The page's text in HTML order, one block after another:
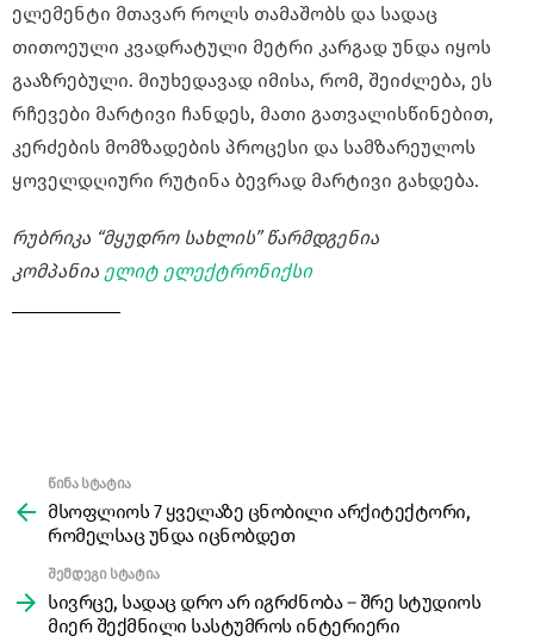
ელემენტი მთავარ როლს თამაშობს და სადაც
თითოეული კვადრატული მეტრი კარგად უნდა იყოს
გააზრებული. მიუხედავად იმისა, რომ, შეიძლება, ეს
რჩევები მარტივი ჩანდეს, მათი გათვალისწინებით,
კერძების მომზადების პროცესი და სამზარეულოს
ყოველდღიური რუტინა ბევრად მარტივი გახდება.
რუბრიკა “მყუდრო სახლის” წარმდგენია
კომპანია ელიტ ელექტრონიქსი
more
წინა სტატია
მსოფლიოს 7 ყველაზე ცნობილი არქიტექტორი,
რომელსაც უნდა იცნობდეთ
შემდეგი სტატია
სივრცე, სადაც დრო არ იგრძნობა – შრე სტუდიოს
მიერ შექმნილი სასტუმროს ინტერიერი